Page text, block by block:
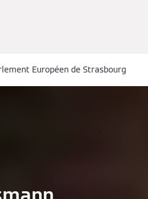
Européen de Strasbourg